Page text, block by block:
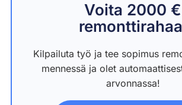
Voita 2000 €
Kilpailuta työ ja tee sopimus
mennessä ja olet
arvonnassa!